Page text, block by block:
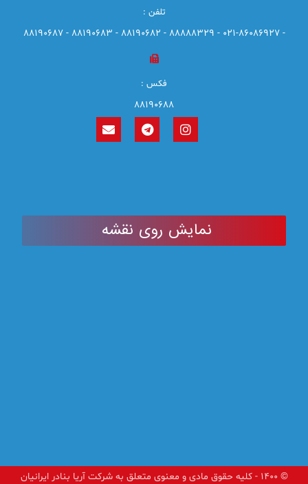
تلفن :
- 021-86086927 - 88888329 - 88190682 - 88190683 - 88190687
فکس :
88190688
نمایش روی نقشه
© ۱۴۰۰ - کلیه حقوق مادی و معنوی متعلق به شرکت آریا بنادر ایرانیان